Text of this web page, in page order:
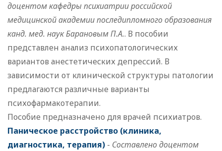
доцентом кафедры психиатрии российской
медицинской академии последипломного образования
канд. мед. наук Барановым П.А.. В пособии
представлен анализ психопатологических
вариантов анестетических депрессий. В
зависимости от клинической структуры патологии
предлагаются различные варианты
психофармакотерапии.
Пособие предназначено для врачей психиатров.
Паническое расстройство (клиника,
диагностика, терапия) - Составлено доцентом